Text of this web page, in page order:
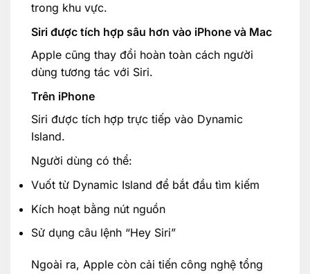
trong khu vực.
Siri được tích hợp sâu hơn vào iPhone và Mac
Apple cũng thay đổi hoàn toàn cách người
dùng tương tác với Siri.
Trên iPhone
Siri được tích hợp trực tiếp vào Dynamic
Island.
Người dùng có thể:
Vuốt từ Dynamic Island để bắt đầu tìm kiếm
Kích hoạt bằng nút nguồn
Sử dụng câu lệnh “Hey Siri”
Ngoài ra, Apple còn cải tiến công nghệ tổng